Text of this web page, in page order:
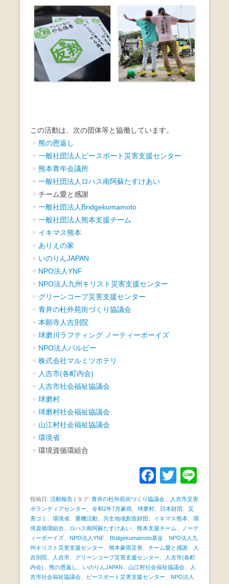
この活動は、次の団体等と協働しています。
熊の恩返し
一般社団法人ピースボート災害支援センター
熊本青年会議所
一般社団法人ロハス南阿蘇たすけあい
チーム愛と感謝
一般社団法人Bridgekumamoto
一般社団法人熊本支援チーム
イキマス熊本
ありえの家
いのりんJAPAN
NPO法人YNF
NPO法人九州キリスト災害支援センター
グリーンコープ災害支援センター
青井の杜外苑街づくり協議会
本願寺人吉別院
球磨川ラフティング ノーティーボーイズ
NPO法人バルビー
株式会社マルミツポテリ
人吉市(各町内会)
人吉市社会福祉協議会
球磨村
球磨村社会福祉協議会
山江村社会福祉協議会
環境省
環境資循環組合
F
c
e
b
o
o
T
wi
tt
er
投稿日: 活動報告 タグ: 青井の杜外苑街づくり協議会、
人吉市災害
ボランティアセンター、 令和2年7月豪雨、 球磨村、 日本財団 、 災
害ゴミ 、 環境省、 重機活動、 共生地域創造財団 、 イキマス熊本、 環
境資循環組合、 ロハス南阿蘇たすけあい、 熊本支援チーム、
ノーテ
ィーボーイズ、 NPO法人YNF、 Bridgekumamoto基金、 NPO法人九
州キリスト災害支援センター、 熊本豪雨災害、 チーム愛と感謝、
人
吉別院、 人吉市、 グリーンコープ災害支援センター、
人吉市(各町
内会)、 熊の恩返し 、 いのりんJAPAN、 山江村社会福祉協議会、
人
吉市社会福祉協議会、 ピースボート災害支援センター、 NPO法人